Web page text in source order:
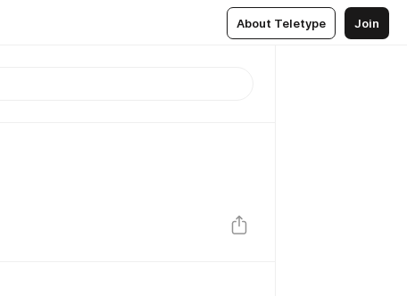
About Teletype Join